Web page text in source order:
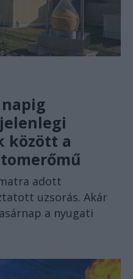
között a
adott
uzsorás. Akár
a nyugati